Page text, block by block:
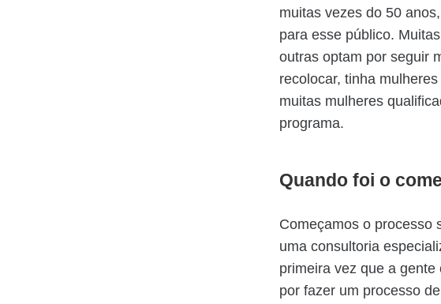
muitas vezes do 50
para esse público.
outras optam por seguir
recolocar, tinha
muitas mulheres
programa.
Quando foi o
Começamos o processo
uma consultoria
primeira vez que a
por fazer um processo